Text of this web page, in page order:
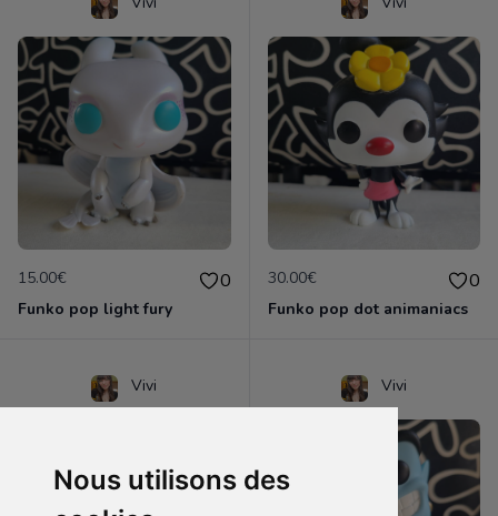
Nous utilisons des
15.00€ 0
Funko pop light fury
30.00€ 0
Funko pop dot animaniacs
Vivi Vivi